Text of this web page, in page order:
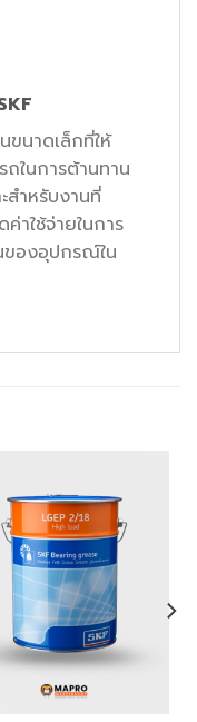
นาดเล็กที่ให้
ในการต้านทาน
สำหรับงานที่
าใช้จ่ายในการ
ของอุปกรณ์ใน